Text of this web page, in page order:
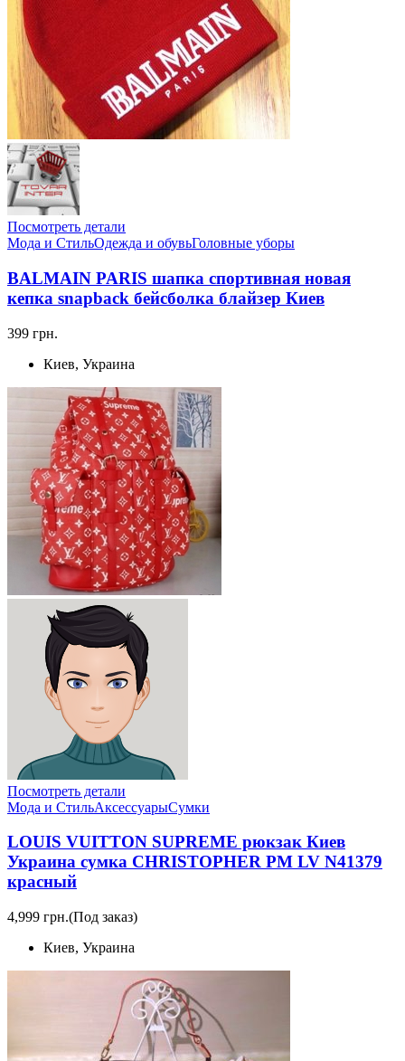
Посмотреть детали
Мода и СтильОдежда и обувьГоловные уборы
BALMAIN PARIS шапка спортивная новая
кепка snapback бейсболка блайзер Киев
399 грн.
Киев, Украина
Посмотреть детали
Мода и СтильАксессуарыСумки
LOUIS VUITTON SUPREME рюкзак Киев
Украина сумка CHRISTOPHER PM LV N41379
красный
4,999 грн.(Под заказ)
Киев, Украина